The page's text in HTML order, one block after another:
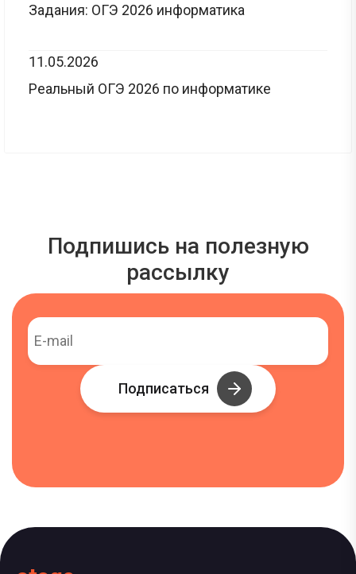
Задания: ОГЭ 2026 информатика
11.05.2026
Реальный ОГЭ 2026 по информатике
Подпишись на полезную
рассылку
Подписаться